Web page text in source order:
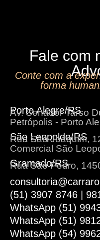
Fale com
Conte com a
forma
Porto Alegre/RS
Av. Senador Tarso
Petrópolis - Porto
São Leopoldo/RS
Rua São Joaquim,
Comercial São
Gramado/RS
Rua São Pedro,
(51) 3907 8746 |
WhatsApp (51)
WhatsApp (51)
WhatsApp (54)